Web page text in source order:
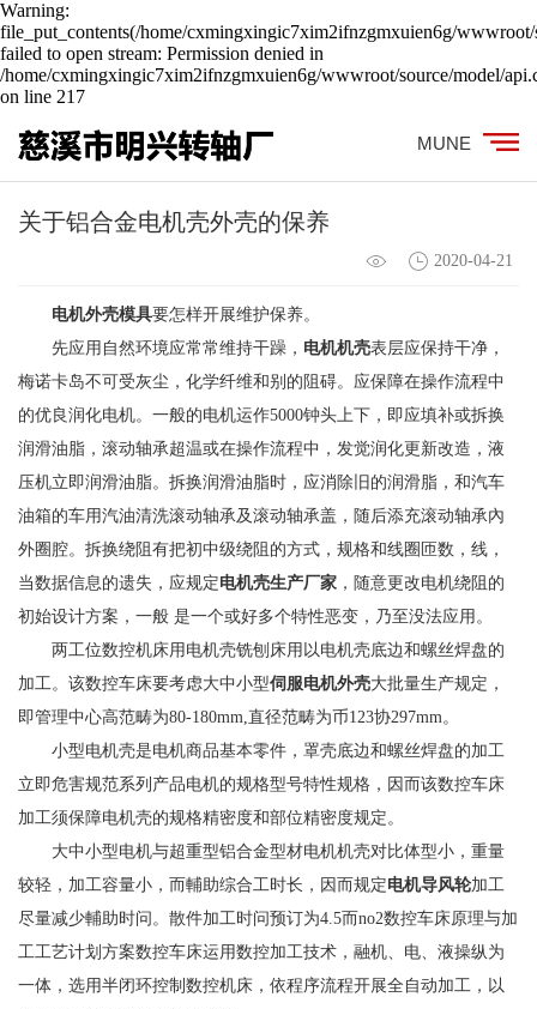
Warning:
file_put_contents(/home/cxmingxingic7xim2ifnzgmxuien6g/wwwroot/
failed to open stream: Permission denied in
/home/cxmingxingic7xim2ifnzgmxuien6g/wwwroot/source/model/
on line 217
MUNE
关于铝合金电机壳外壳的保养
2020-04-21
电机外壳模具要怎样开展维护保养。
先应用自然环境应常常维持干躁， 电机机壳表层应保持干净，
梅诺卡岛不可受灰尘，化学纤维和别的阻碍。应保障在操作流程中
的优良润化电机。一般的电机运作5000钟头上下，即应填补或拆换
润滑油脂，滚动轴承超温或在操作流程中，发觉润化更新改造，液
压机立即润滑油脂。拆换润滑油脂时，应消除旧的润滑脂，和汽车
油箱的车用汽油清洗滚动轴承及滚动轴承盖，随后添充滚动轴承內
外圈腔。拆换绕阻有把初中级绕阻的方式，规格和线圈匝数，线，
当数据信息的遗失，应规定电机壳生产厂家 ，随意更改电机绕阻的
初始设计方案，一般 是一个或好多个特性恶变，乃至没法应用。
两工位数控机床用电机壳铣刨床用以电机壳底边和螺丝焊盘的
加工。该数控车床要考虑大中小型伺服电机外壳大批量生产规定，
即管理中心高范畴为80-180mm,直径范畴为币123协297mm。
小型电机壳是电机商品基本零件，罩壳底边和螺丝焊盘的加工
立即危害规范系列产品电机的规格型号特性规格，因而该数控车床
加工须保障电机壳的规格精密度和部位精密度规定。
大中小型电机与超重型铝合金型材电机机壳对比体型小，重量
较轻，加工容量小，而輔助综合工时长，因而规定电机导风轮加工
尽量减少輔助时问。散件加工时问预订为4.5而no2数控车床原理与加
工工艺计划方案数控车床运用数控加工技术，融机、电、液操纵为
一体，选用半闭环控制数控机床，依程序流程开展全自动加工，以